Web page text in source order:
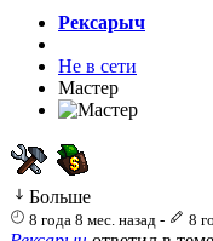
Рексарыч
Не в сети
Мастер
Больше
8 года 8 мес. назад - 8